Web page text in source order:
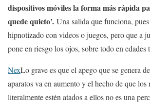
dispositivos móviles la forma más rápida
quede quieto’. Una salida que funciona,
hipnotizado con videos o juegos, pero que a
pone en riesgo los ojos, sobre todo en edades
NexLo grave es que el apego que se genera
aparatos va en aumento y el hecho de que los
literalmente estén atados a ellos no es una